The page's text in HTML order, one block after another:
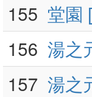
155 堂園
156 湯之
157 湯之